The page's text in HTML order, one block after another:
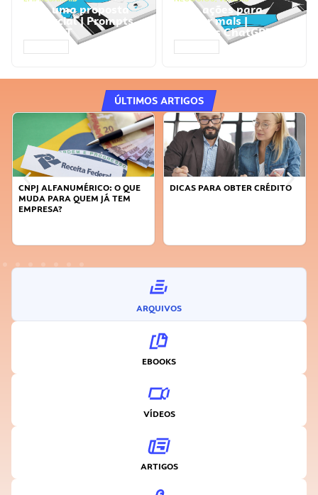
Faça uma proposta
comercial | Prompts
ChatGPT
Faça ações para
vender mais |
Prompts ChatGPT
ÚLTIMOS ARTIGOS
CNPJ ALFANUMÉRICO: O QUE
MUDA PARA QUEM JÁ TEM
EMPRESA?
DICAS PARA OBTER CRÉDITO
ARQUIVOS
EBOOKS
VÍDEOS
ARTIGOS